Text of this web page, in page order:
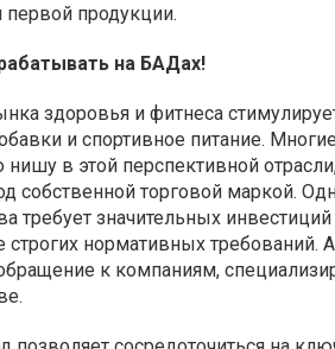
первой продукции.
на БАДах!
здоровья и фитнеса
и спортивное питание.
нишу в этой перспективной
собственной торговой маркой.
требует значительных
строгих нормативных
к компаниям,